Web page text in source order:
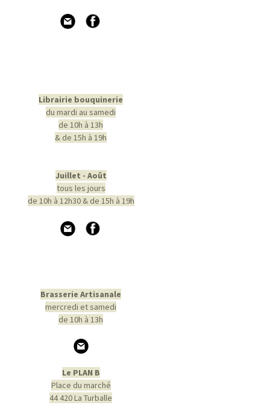
Librairie bouquinerie
du mardi au samedi
de 10h à 13h
& de 15h à 19h
Juillet - Août
tous les jours
de 10h à 12h30 & de 15h à 19h
Brasserie Artisanale
mercredi et samedi
de 10h à 13h
Le PLAN B
Place du marché
44 420 La Turballe